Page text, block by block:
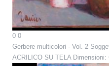
0 0
Gerbere multicolori - Vol. 2
ACRILICO SU TELA Dimensioni: